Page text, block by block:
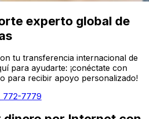
experto global de
tu transferencia internacional de
para ayudarte: ¡conéctate con
para recibir apoyo personalizado!
772-7779